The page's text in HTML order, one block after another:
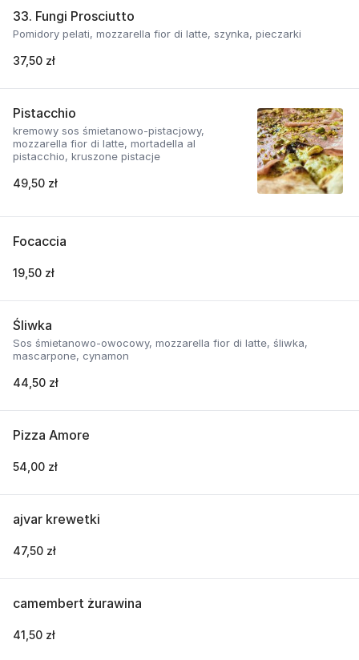
33. Fungi Prosciutto
Pomidory pelati, mozzarella fior di latte, szynka, pieczarki
37,50 zł
Pistacchio
kremowy sos śmietanowo-pistacjowy,
mozzarella fior di latte, mortadella al
pistacchio, kruszone pistacje
49,50 zł
Focaccia
19,50 zł
Śliwka
Sos śmietanowo-owocowy, mozzarella fior di latte, śliwka,
mascarpone, cynamon
44,50 zł
Pizza Amore
54,00 zł
ajvar krewetki
47,50 zł
camembert żurawina
41,50 zł